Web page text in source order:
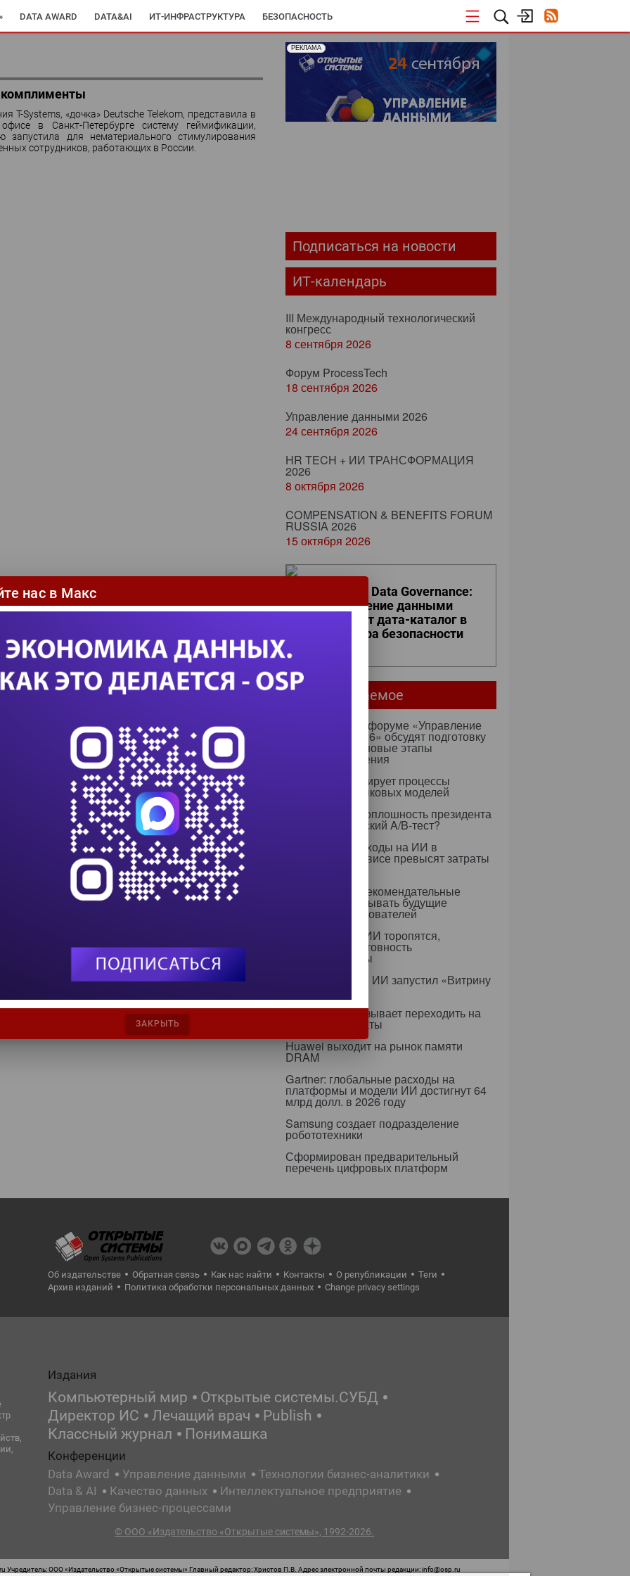
DATA AWARD DATA&AI ИТ-ИНФРАСТРУКТУРА БЕЗОПАСНОСТЬ
ПАРТНЕРСКИЕ ПРОЕКТЫ
комплименты
T-Systems, «дочка» Deutsche Telekom, представила в
в Санкт-Петербурге систему геймификации,
запустила для нематериального стимулирования
сотрудников, работающих в России.
РЕКЛАМА
Подписаться на новости
ИТ-календарь
III Международный технологический
конгресс
8 сентября 2026
Форум ProcessTech
18 сентября 2026
Управление данными 2026
24 сентября 2026
HR TECH + ИИ ТРАНСФОРМАЦИЯ
2026
8 октября 2026
COMPENSATION & BENEFITS FORUM
RUSSIA 2026
15 октября 2026
Zero Trust и Data Governance:
как управление данными
превращает дата-каталог в
ядро контура безопасности
Самое читаемое
24 сентября на форуме «Управление
данными — 2026» обсудят подготовку
данных к ИИ и новые этапы
импортозамещения
Т-Банк оптимизирует процессы
дообучения языковых моделей
Казус Rapidus: оплошность президента
или стратегический A/B-тест?
К 2030 году расходы на ИИ в
клиентском сервисе превысят затраты
В VK научили рекомендательные
алгоритмы учитывать будущие
интересы пользователей
С внедрением ИИ торопятся,
игнорируя неготовность
инфраструктуры
Альянс в сфере ИИ запустил «Витрину
Минцифры призывает переходить на
свои сертификаты
Huawei выходит на рынок памяти
DRAM
Gartner: глобальные расходы на
платформы и модели ИИ достигнут 64
млрд долл. в 2026 году
Samsung создает подразделение
робототехники
Сформирован предварительный
перечень цифровых платформ
Об издательстве Обратная связь Как нас найти Контакты О републикации
Теги
Архив изданий
Политика обработки персональных данных Change privacy settings
Издания
Компьютерный мир
Открытые системы.СУБД
Директор ИС
Лечащий врач
Publish
Классный журнал
Понимашка
Конференции
Data Award
Управление данными
Технологии бизнес-аналитики
Data & AI
Качество данных
Интеллектуальное предприятие
Управление бизнес-процессами
© ООО «Издательство «Открытые системы», 1992-2026.
ООО «Издательство «Открытые системы» Главный редактор: Христов П.В. Адрес электронной почты редакции: info@osp.ru
нас в Макс
ЗАКРЫТЬ